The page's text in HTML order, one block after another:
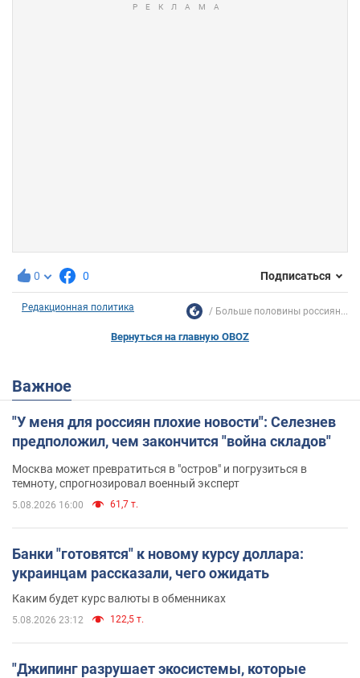
0 0 Подписаться
Редакционная политика Больше половины россиян...
Вернуться на главную OBOZ
Важное
"У меня для россиян плохие новости": Селезнев
предположил, чем закончится "война складов"
Москва может превратиться в "остров" и погрузиться в
темноту, спрогнозировал военный эксперт
5.08.2026 16:00 61,7 т.
Банки "готовятся" к новому курсу доллара:
украинцам рассказали, чего ожидать
Каким будет курс валюты в обменниках
5.08.2026 23:12 122,5 т.
"Джипинг разрушает экосистемы, которые